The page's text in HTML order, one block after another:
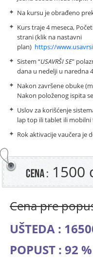
Na kursu je obrađeno
Kurs traje 4 meseca,
strani (klik na nastavni
plan) https://
Sistem “USAVRŠI SE”
dana u nedelji u naredna
Nakon završene obuke
Nakon položenog ispita
Uslov za korišćenje
lap top ili tablet ili mobilni
Rok aktivacije vaučera je
1500
Cena pre
UŠTEDA :
POPUST : 92 %